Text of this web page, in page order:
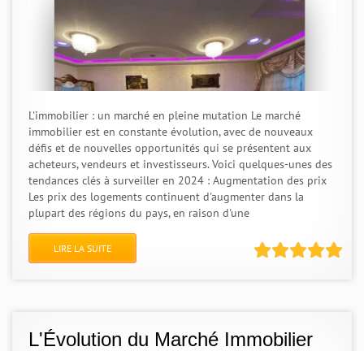
L'immobilier : un marché en pleine mutation Le marché
immobilier est en constante évolution, avec de nouveaux
défis et de nouvelles opportunités qui se présentent aux
acheteurs, vendeurs et investisseurs. Voici quelques-unes des
tendances clés à surveiller en 2024 : Augmentation des prix
Les prix des logements continuent d'augmenter dans la
plupart des régions du pays, en raison d'une
LIRE LA SUITE
L'Évolution du Marché Immobilier